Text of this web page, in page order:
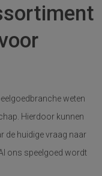
weten
Hierdoor kunnen
de huidige vraag naar
ons speelgoed wordt